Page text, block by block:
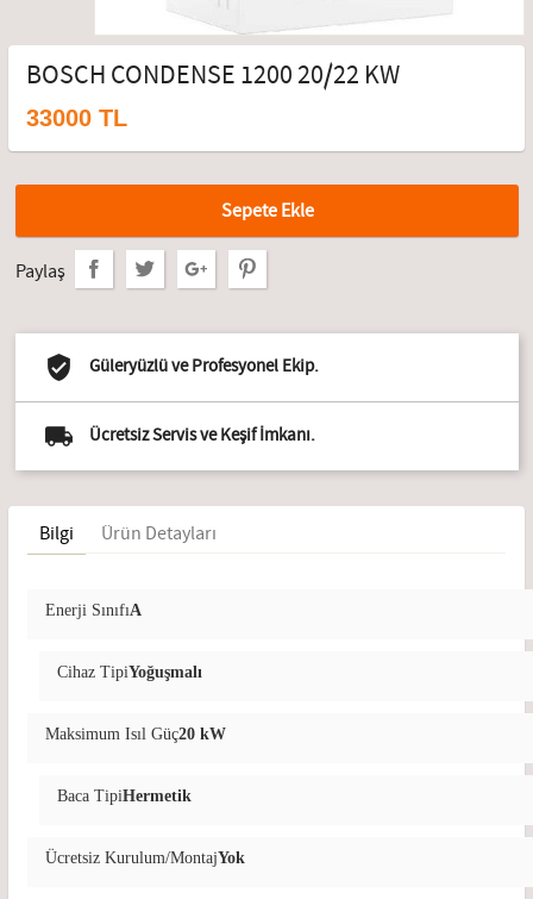
BOSCH CONDENSE 1200 20/22 KW
33000 TL
Sepete Ekle
Paylaş
Güleryüzlü ve Profesyonel Ekip.
Ücretsiz Servis ve Keşif İmkanı.
Bilgi Ürün Detayları
Enerji SınıfıA
Cihaz TipiYoğuşmalı
Maksimum Isıl Güç20 kW
Baca TipiHermetik
Ücretsiz Kurulum/MontajYok